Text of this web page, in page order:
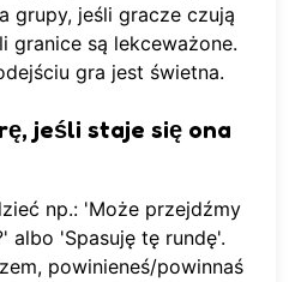
grupy, jeśli gracze czują
granice są lekceważone.
gra jest świetna.
jeśli staje się ona
np.: 'Może przejdźmy
albo 'Spasuję tę rundę'.
powinieneś/powinnaś